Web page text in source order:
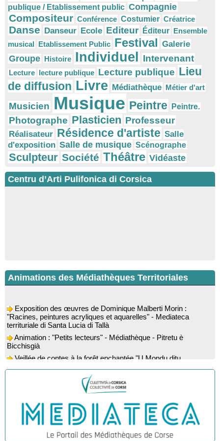
publique / Etablissement public Compagnie
Compositeur Conférence Costumier Créatrice
Danse Danseur Ecole Editeur Éditeur Ensemble
musical Etablissement Public Festival Galerie
Groupe Histoire Individuel Intervenant
Lecture lecture publique Lecture publique Lieu
de diffusion Livre Médiathèque Métier d'art
Musicien Musique Peintre Peintre.
Photographe Plasticien Professeur
Réalisateur Résidence d'artiste Salle
d'exposition Salle de musique Scénographe
Sculpteur Société Théâtre Vidéaste
Centru d’Arti Pulifonica di Corsica
Animations des Médiathèques Territoriales
"Racines, peintures acryliques et aquarelles" - Mediateca
territuriale di Santa Lucia di Tallà
Bicchisgià
Veillée de contes à la forêt enchantée "U Mondu ditu
mignuleddu" par la Caravane de Conteurs - Currà
Colloque : "Taravu : terre de patrimoines", Regards sur le
patrimoine religieux, roman, thermal et littéraire - Spaziu Jean-
Marc Fiamma - A Sarra di Farru
Spectacle musical : "Viaghju in Corsica cù Regina & Bruno",
hommage au duo mythique de la chanson corse interprété par
Marie-Elsa Picciocchi (chant), Marc’Antò Belgodere (chant et
gutare) et Jacky Le Menn (claviers) - Salle des fêtes - Cuzzà